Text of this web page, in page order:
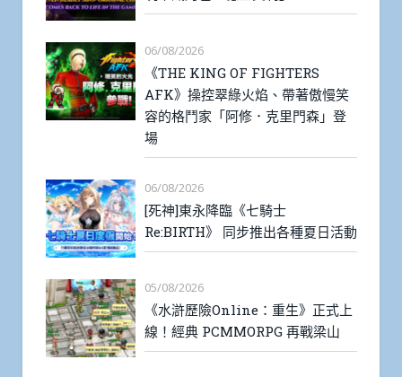
06/08/2026
《THE KING OF FIGHTERS
AFK》操控翠綠火焰、帶著傲慢笑
容的格鬥家「阿修．克里門森」登
場
06/08/2026
[死神]東永降臨《七騎士
Re:BIRTH》 同步推出各種夏日活動
05/08/2026
《水滸歷險Online：重生》正式上
線！經典 PCMMORPG 再戰梁山